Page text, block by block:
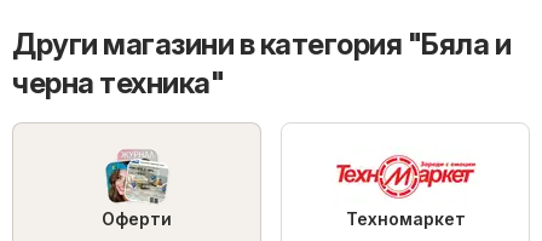
Други магазини в категория "Бяла и
черна техника"
Оферти Техномаркет